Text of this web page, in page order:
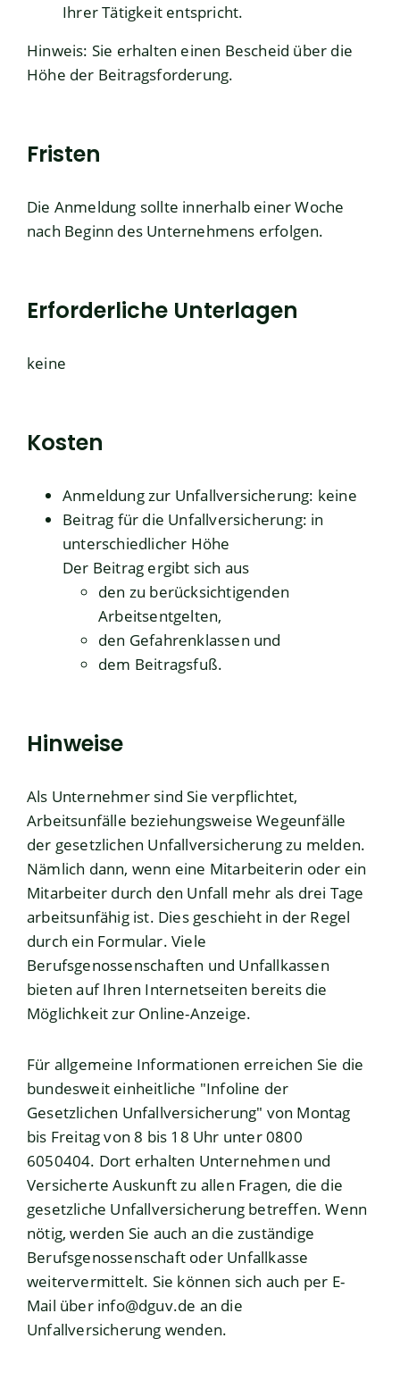
Ihrer Tätigkeit entspricht.
Hinweis: Sie erhalten einen Bescheid über die
Höhe der Beitragsforderung.
Fristen
Die Anmeldung sollte innerhalb einer Woche
nach Beginn des Unternehmens erfolgen.
Erforderliche Unterlagen
keine
Kosten
Anmeldung zur Unfallversicherung: keine
Beitrag für die Unfallversicherung: in
unterschiedlicher Höhe
Der Beitrag ergibt sich aus
den zu berücksichtigenden
Arbeitsentgelten,
den Gefahrenklassen und
dem Beitragsfuß.
Hinweise
Als Unternehmer sind Sie verpflichtet,
Arbeitsunfälle beziehungsweise Wegeunfälle
der gesetzlichen Unfallversicherung zu melden.
Nämlich dann, wenn eine Mitarbeiterin oder ein
Mitarbeiter durch den Unfall mehr als drei Tage
arbeitsunfähig ist. Dies geschieht in der Regel
durch ein Formular. Viele
Berufsgenossenschaften und Unfallkassen
bieten auf Ihren Internetseiten bereits die
Möglichkeit zur Online-Anzeige.
Für allgemeine Informationen erreichen Sie die
bundesweit einheitliche "Infoline der
Gesetzlichen Unfallversicherung" von Montag
bis Freitag von 8 bis 18 Uhr unter 0800
6050404. Dort erhalten Unternehmen und
Versicherte Auskunft zu allen Fragen, die die
gesetzliche Unfallversicherung betreffen. Wenn
nötig, werden Sie auch an die zuständige
Berufsgenossenschaft oder Unfallkasse
weitervermittelt. Sie können sich auch per E-
Mail über info@dguv.de an die
Unfallversicherung wenden.